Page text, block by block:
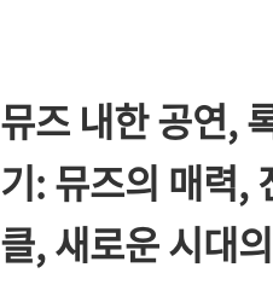
뮤즈 내한 공연,
기: 뮤즈의 매력,
클, 새로운 시대